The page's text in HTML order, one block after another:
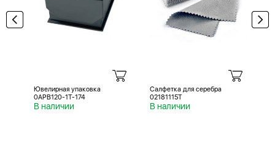
Ювелирная упаковка
0APB120-1T-174
В наличии
Салфетка для серебра
02181115T
В наличии